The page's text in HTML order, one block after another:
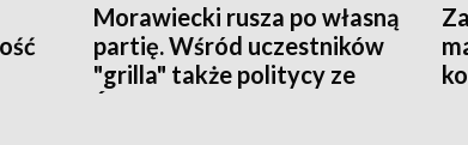
Morawiecki rusza po własną
partię. Wśród uczestników
"grilla" także politycy ze
Świętokrzyskiego